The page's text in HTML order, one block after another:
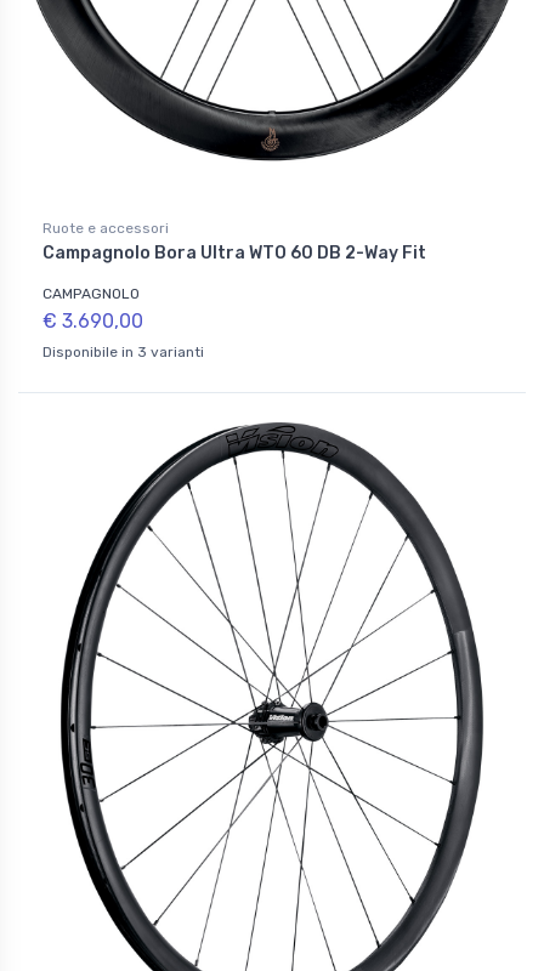
Ruote e accessori
Campagnolo Bora Ultra WTO 60 DB 2-Way Fit
CAMPAGNOLO
€ 3.690,00
Disponibile in 3 varianti